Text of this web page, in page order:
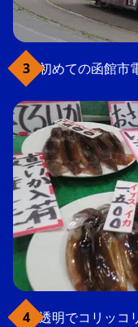
初めての函館市
透明でコリッコ